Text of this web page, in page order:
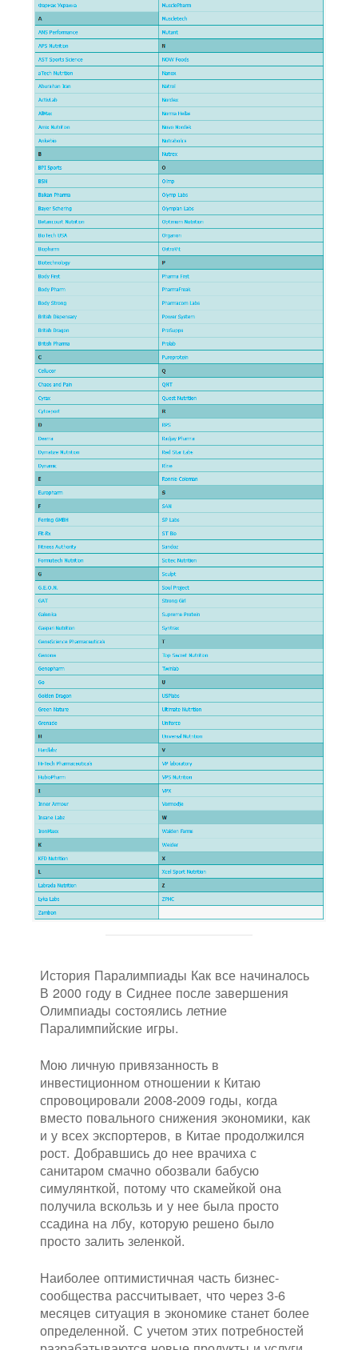
История Паралимпиады Как все начиналось
В 2000 году в Сиднее после завершения
Олимпиады состоялись летние
Паралимпийские игры.
Мою личную привязанность в
инвестиционном отношении к Китаю
спровоцировали 2008-2009 годы, когда
вместо повального снижения экономики, как
и у всех экспортеров, в Китае продолжился
рост. Добравшись до нее врачиха с
санитаром смачно обозвали бабусю
симулянткой, потому что скамейкой она
получила вскользь и у нее была просто
ссадина на лбу, которую решено было
просто залить зеленкой.
Наиболее оптимистичная часть бизнес-
сообщества рассчитывает, что через 3-6
месяцев ситуация в экономике станет более
определенной. С учетом этих потребностей